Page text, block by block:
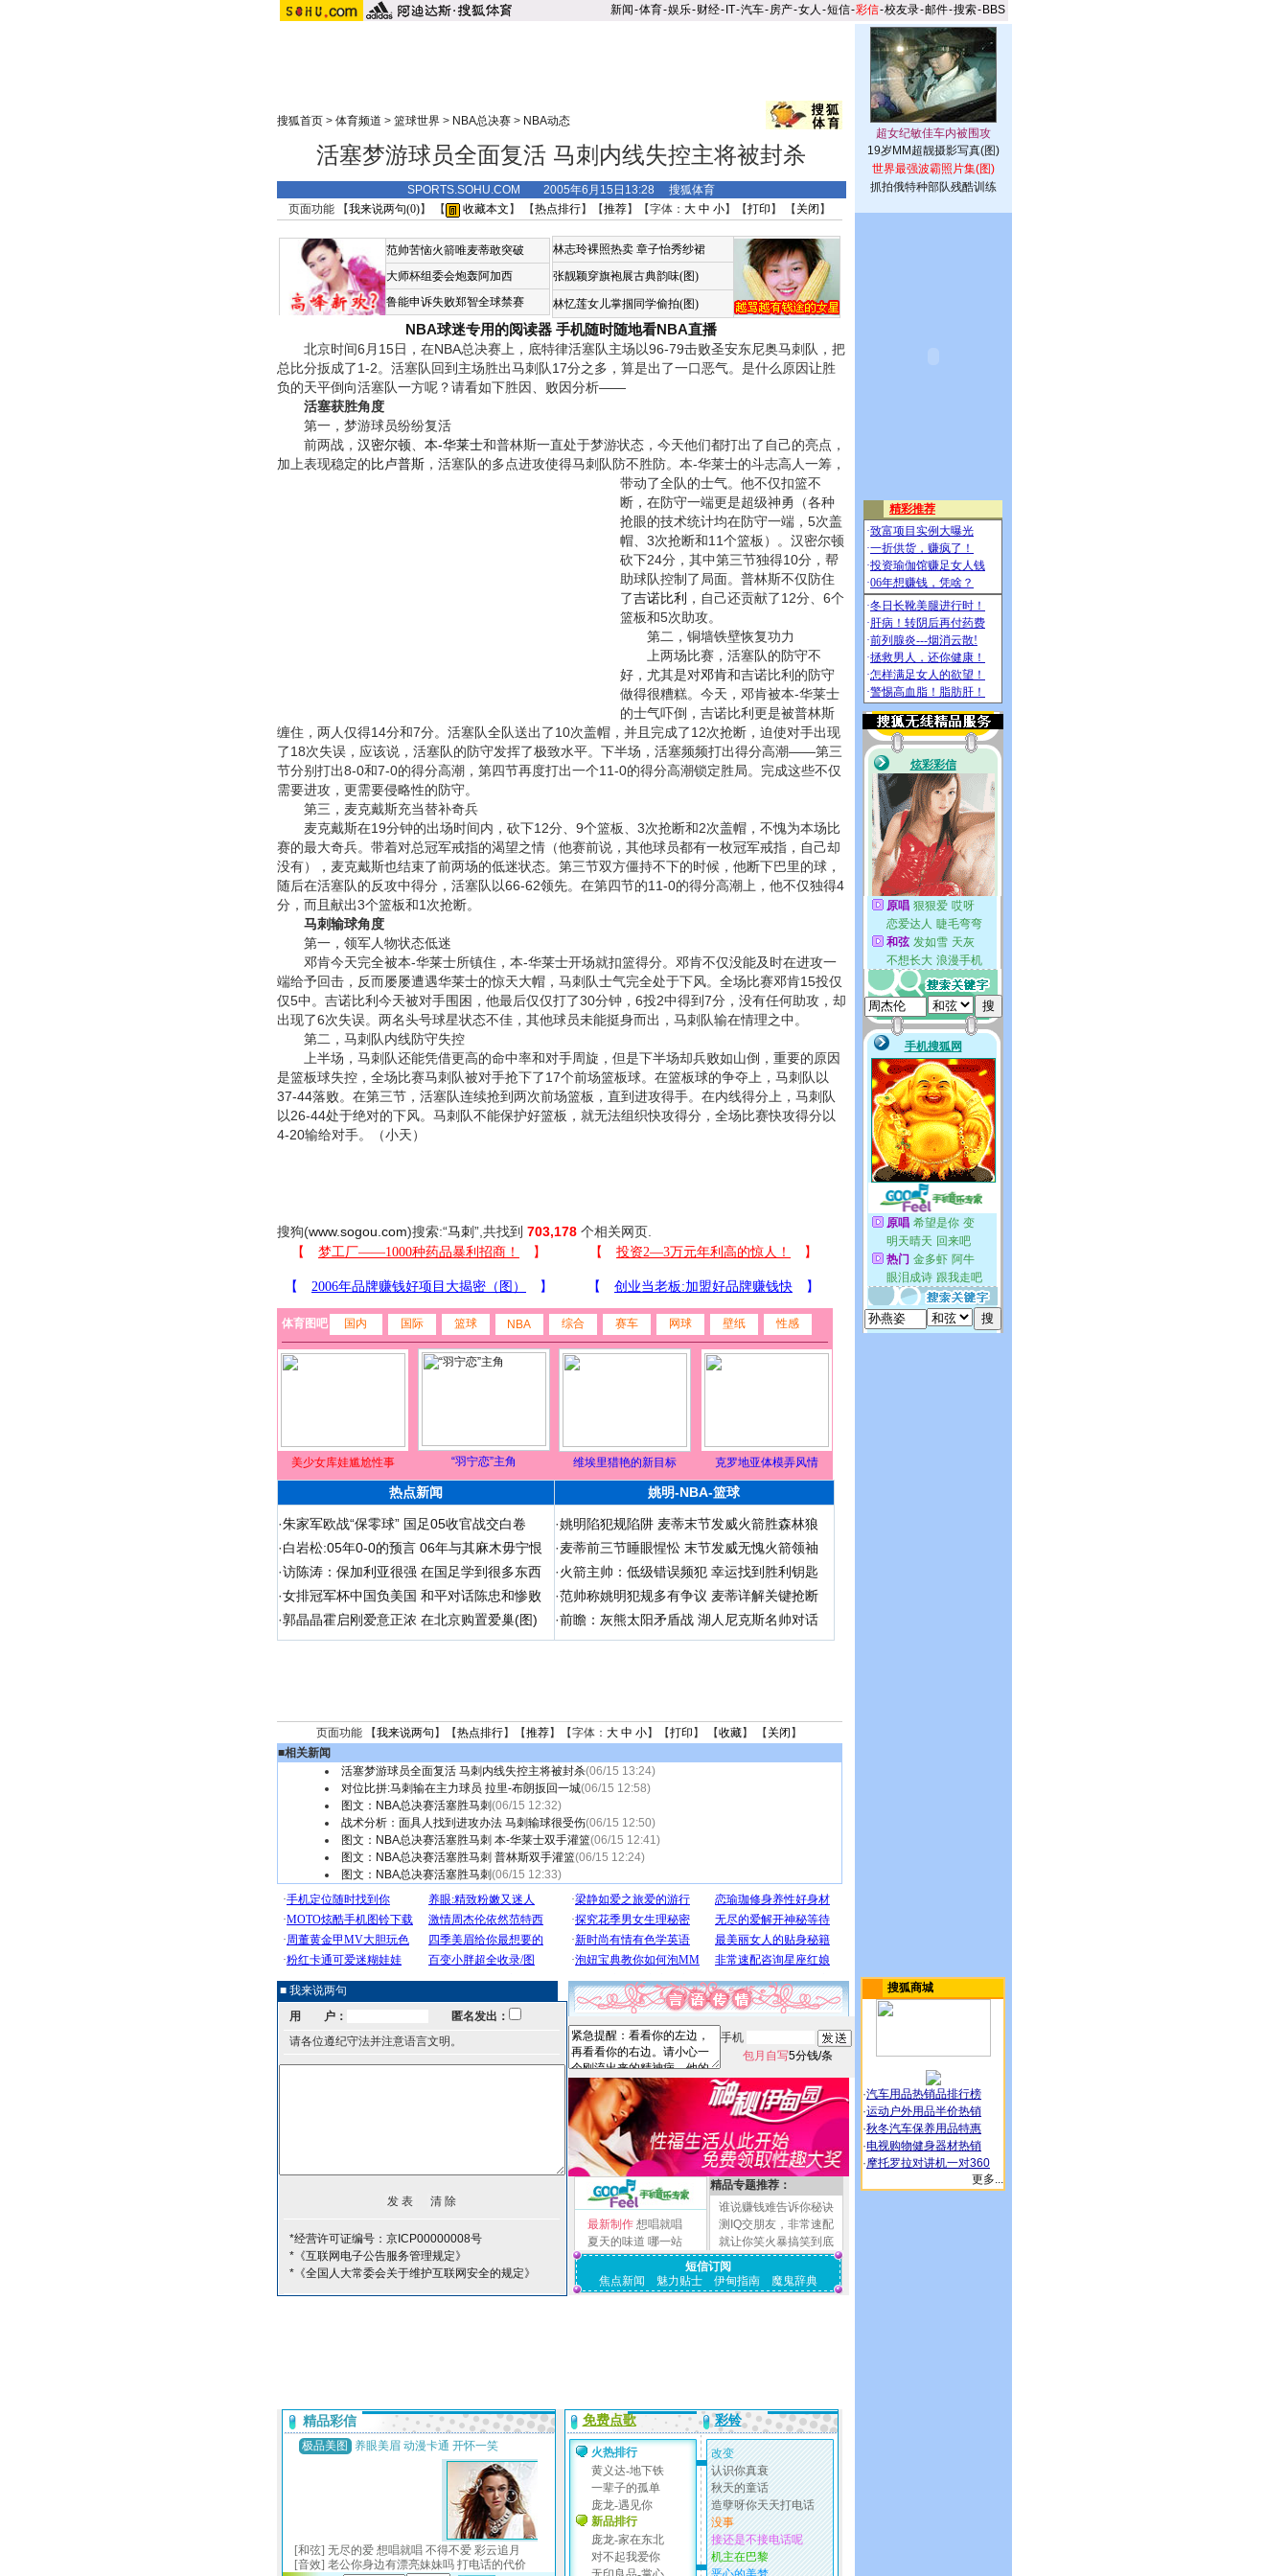
新闻-体育-娱乐-财经- IT-汽车-房产-女人 -短信-彩信-校友录-邮件-搜索- BBS
搜狐首页> 体育频道 > 篮球世界> NBA总决赛> NBA动态
活塞梦游球员全面复活 马刺内线失控主将被封杀
SPORTS.SOHU.COM 2005年6月15日13:28 搜狐体育
页面功能 【我来说两句(0)】 【 收藏本文 】 【热点排行】【推荐】【字体： 大 中 小】【打印 】 【 关闭 】
范帅苦恼火箭唯麦蒂敢突破
大师杯组委会炮轰阿加西
鲁能申诉失败郑智全球禁赛
林志玲裸照热卖 章子怡秀纱裙
张靓颖穿旗袍展古典韵味(图)
林忆莲女儿掌掴同学偷拍(图)
NBA球迷专用的阅读器 手机随时随地看NBA直播
北京时间6月15日，在NBA总决赛上，底特律活塞队主场以96-79击败圣安东尼奥马刺队，把
总比分扳成了1-2。活塞队回到主场胜出马刺队17分之多，算是出了一口恶气。是什么原因让胜
负的天平倒向活塞队一方呢？请看如下胜因、败因分析——
活塞获胜角度
第一，梦游球员纷纷复活
前两战， 汉密尔顿、 本-华莱士和普林斯一直处于梦游状态，今天他们都打出了自己的亮点，
加上表现稳定的比卢普斯，活塞队的多点进攻使得马刺队防不胜防。 本-华莱士的斗志高人一筹，
带动了全队的士气。他不仅扣篮不
断，在防守一端更是超级神勇（各种
抢眼的技术统计均在防守一端，5次盖
帽、3次抢断和11个篮板）。汉密尔顿
砍下24分，其中第三节独得10分，帮
助球队控制了局面。普林斯不仅防住
了吉诺比利
，自己还贡献了12分、6个
篮板和5次助攻。
第二，铜墙铁壁恢复功力
上两场比赛，活塞队的防守不
好，尤其是对邓肯和吉诺比利的防守
做得很糟糕。今天，邓肯被本-华莱士
的士气吓倒，吉诺比利更是被普林斯
缠住，两人仅得14分和7分。活塞队全队送出了10次盖帽，并且完成了12次抢断，迫使对手出现
了18次失误，应该说，活塞队的防守发挥了极致水平。下半场，活塞频频打出得分高潮——第三
节分别打出8-0和7-0的得分高潮，第四节再度打出一个11-0的得分高潮锁定胜局。完成这些不仅
需要进攻，更需要侵略性的防守。
第三，麦克戴斯充当替补奇兵
麦克戴斯在19分钟的出场时间内，砍下12分、9个篮板、3次抢断和2次盖帽，不愧为本场比
赛的最大奇兵。带着对总冠军戒指的渴望之情（他赛前说，其他球员都有一枚冠军戒指，自己却
没有），麦克戴斯也结束了前两场的低迷状态。第三节双方僵持不下的时候，他断下巴里的球，
随后在活塞队的反攻中得分，活塞队以66-62领先。在第四节的11-0的得分高潮上，他不仅独得4
分，而且献出3个篮板和1次抢断。
马刺输球角度
第一，领军人物状态低迷
邓肯今天完全被本-华莱士所镇住，本-华莱士开场就扣篮得分。邓肯不仅没能及时在进攻一
端给予回击，反而屡屡遭遇华莱士的惊天大帽，马刺队士气完全处于下风。全场比赛邓肯15投仅
仅5中。吉诺比利今天被对手围困，他最后仅仅打了30分钟，6投2中得到7分，没有任何助攻，却
出现了6次失误。两名头号球星状态不佳，其他球员未能挺身而出，马刺队输在情理之中。
第二，马刺队内线防守失控
上半场，马刺队还能凭借更高的命中率和对手周旋，但是下半场却兵败如山倒，重要的原因
是篮板球失控，全场比赛马刺队被对手抢下了17个前场篮板球。在篮板球的争夺上，马刺队以
37-44落败。在第三节，活塞队连续抢到两次前场篮板，直到进攻得手。在内线得分上，马刺队
以26-44处于绝对的下风。马刺队不能保护好篮板，就无法组织快攻得分，全场比赛快攻得分以
4-20输给对手。（小天）
搜狗(www.sogou.com)搜索:“马刺”,共找到 703,178 个相关网页.
体育图吧 国内 国际 篮球 NBA 综合 赛车 网球 壁纸 性感
美少女库娃尴尬性事 “羽宁恋”主角 维埃里猎艳的新目标 克罗地亚体模弄风情
热点新闻 姚明-NBA-篮球
·朱家军欧战“保零球” 国足05收官战交白卷
·白岩松:05年0-0的预言 06年与其麻木毋宁恨
·访陈涛：保加利亚很强 在国足学到很多东西
·女排冠军杯中国负美国 和平对话陈忠和惨败
·郭晶晶霍启刚爱意正浓 在北京购置爱巢(图)
·姚明陷犯规陷阱 麦蒂末节发威火箭胜森林狼
·麦蒂前三节睡眼惺忪 末节发威无愧火箭领袖
·火箭主帅：低级错误频犯 幸运找到胜利钥匙
·范帅称姚明犯规多有争议 麦蒂详解关键抢断
·前瞻：灰熊太阳矛盾战 湖人尼克斯名帅对话
页面功能 【我来说两句 】【热点排行】【推荐】【字体： 大 中 小】【打印 】 【收藏】 【 关闭 】
■相关新闻
活塞梦游球员全面复活 马刺内线失控主将被封杀(06/15 13:24)
对位比拼:马刺输在主力球员 拉里-布朗扳回一城(06/15 12:58)
图文：NBA总决赛活塞胜马刺(06/15 12:32)
战术分析：面具人找到进攻办法 马刺输球很受伤(06/15 12:50)
图文：NBA总决赛活塞胜马刺 本-华莱士双手灌篮(06/15 12:41)
图文：NBA总决赛活塞胜马刺 普林斯双手灌篮(06/15 12:24)
图文：NBA总决赛活塞胜马刺(06/15 12:33)
■ 我来说两句
用 户：
匿名发出：
请各位遵纪守法并注意语言文明。
*经营许可证编号：京ICP00000008号
*《互联网电子公告服务管理规定》
*《全国人大常委会关于维护互联网安全的规定》
手机
包月自写5分钱/条
最新制作 想唱就唱
夏天的味道 哪一站
精品专题推荐：
谁说赚钱难告诉你秘诀
测IQ交朋友，非常速配
就让你笑火暴搞笑到底
短信订阅
焦点新闻
魅力贴士 伊甸指南 魔鬼辞典
19岁MM超靓摄影写真(图)
世界最强波霸照片集(图)
抓拍俄特种部队残酷训练
搜狐商城
·汽车用品热销品排行榜
·运动户外用品半价热销
·秋冬汽车保养用品特惠
·电视购物健身器材热销
·摩托罗拉对讲机一对360
更多...